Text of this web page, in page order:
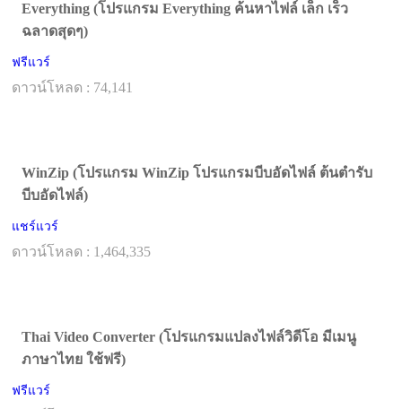
Everything (โปรแกรม Everything ค้นหาไฟล์ เล็ก เร็ว
ฉลาดสุดๆ)
ฟรีแวร์
ดาวน์โหลด : 74,141
WinZip (โปรแกรม WinZip โปรแกรมบีบอัดไฟล์ ต้นตำรับ
บีบอัดไฟล์)
แชร์แวร์
ดาวน์โหลด : 1,464,335
Thai Video Converter (โปรแกรมแปลงไฟล์วิดีโอ มีเมนู
ภาษาไทย ใช้ฟรี)
ฟรีแวร์